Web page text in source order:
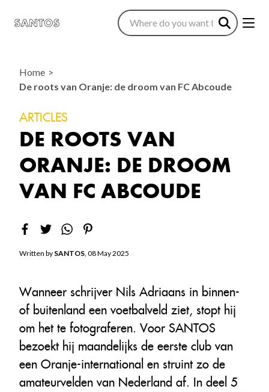
Home
De roots van Oranje: de droom van FC Abcoude
ARTICLES
DE ROOTS VAN
ORANJE: DE DROOM
VAN FC ABCOUDE
Written by SANTOS, 08 May 2025
Wanneer schrijver Nils Adriaans in binnen-
of buitenland een voetbalveld ziet, stopt hij
om het te fotograferen. Voor SANTOS
bezoekt hij maandelijks de eerste club van
een Oranje-international en struint zo de
amateurvelden van Nederland af. In deel 5